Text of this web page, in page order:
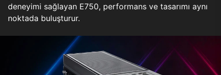
deneyimi sağlayan E750, performans ve tasarımı aynı
noktada buluşturur.